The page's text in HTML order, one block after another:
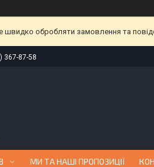
швидко обробляти замовлення та
367-87-58
МИ ТА НАШІ ПРОПОЗИЦІЇ